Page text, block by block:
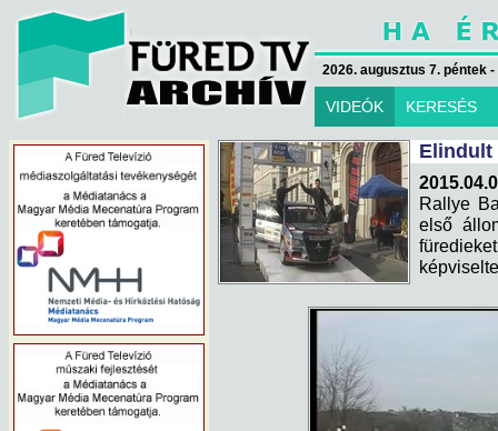
2026. augusztus 7. péntek
VIDEÓK KERESÉS
Elindult
Rallye
első